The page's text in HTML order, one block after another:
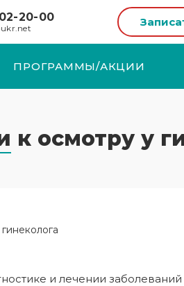
20-00
ПРОГРАММЫ/АКЦИИ
к осмотру у
и лечении